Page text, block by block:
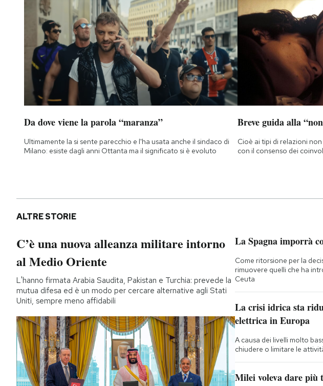
Da dove viene la parola “maranza”
Ultimamente la si sente parecchio e l'ha usata anche il sindaco di
Milano: esiste dagli anni Ottanta ma il significato si è evoluto
Breve guida alla
Cioè ai tipi di relazioni
con il consenso dei
ALTRE STORIE
C’è una nuova alleanza militare intorno
al Medio Oriente
L'hanno firmata Arabia Saudita, Pakistan e Turchia: prevede la
mutua difesa ed è un modo per cercare alternative agli Stati
Uniti, sempre meno affidabili
La Spagna imporrà
Come ritorsione per la
rimuovere quelli che ha
Ceuta
La crisi idrica sta
elettrica in Europa
A causa dei livelli molto
chiudere o limitare le
Milei voleva dare